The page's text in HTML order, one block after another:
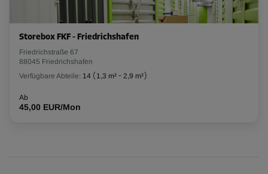
Storebox FKF - Friedrichshafen
Friedrichstraße 67
88045 Friedrichshafen
Verfügbare Abteile: 14 ( 1,3 m² - 2,9 m²)
Ab
45,00 EUR/Mon